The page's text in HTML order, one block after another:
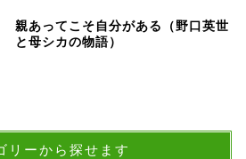
親あってこそ自分がある（野口英世
と母シカの物語）
リーから探せます